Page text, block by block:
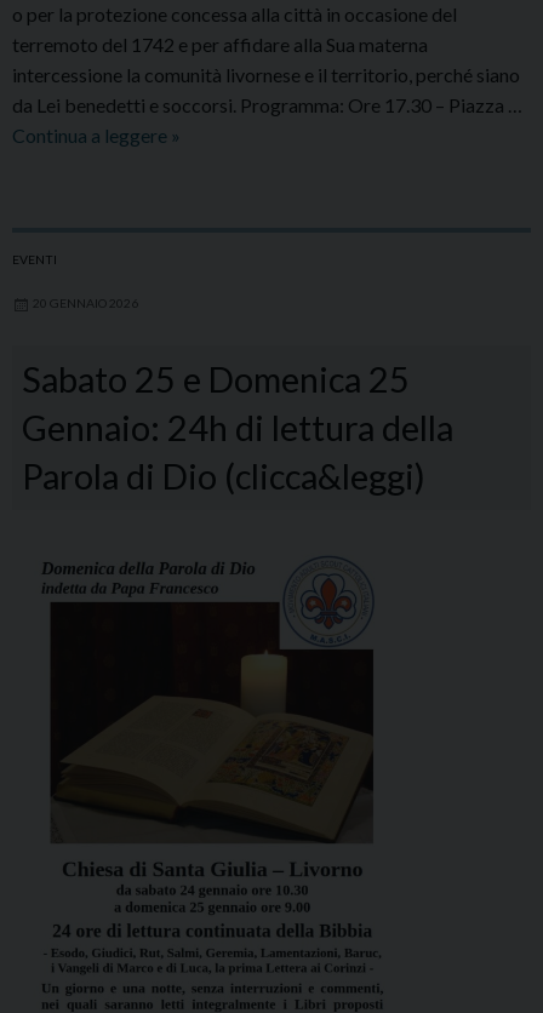
o per la protezione concessa alla città in occasione del
terremoto del 1742 e per affidare alla Sua materna
intercessione la comunità livornese e il territorio, perché siano
da Lei benedetti e soccorsi. Programma: Ore 17.30 – Piazza …
Continua a leggere »
EVENTI
20 GENNAIO 2026
Sabato 25 e Domenica 25
Gennaio: 24h di lettura della
Parola di Dio (clicca&leggi)